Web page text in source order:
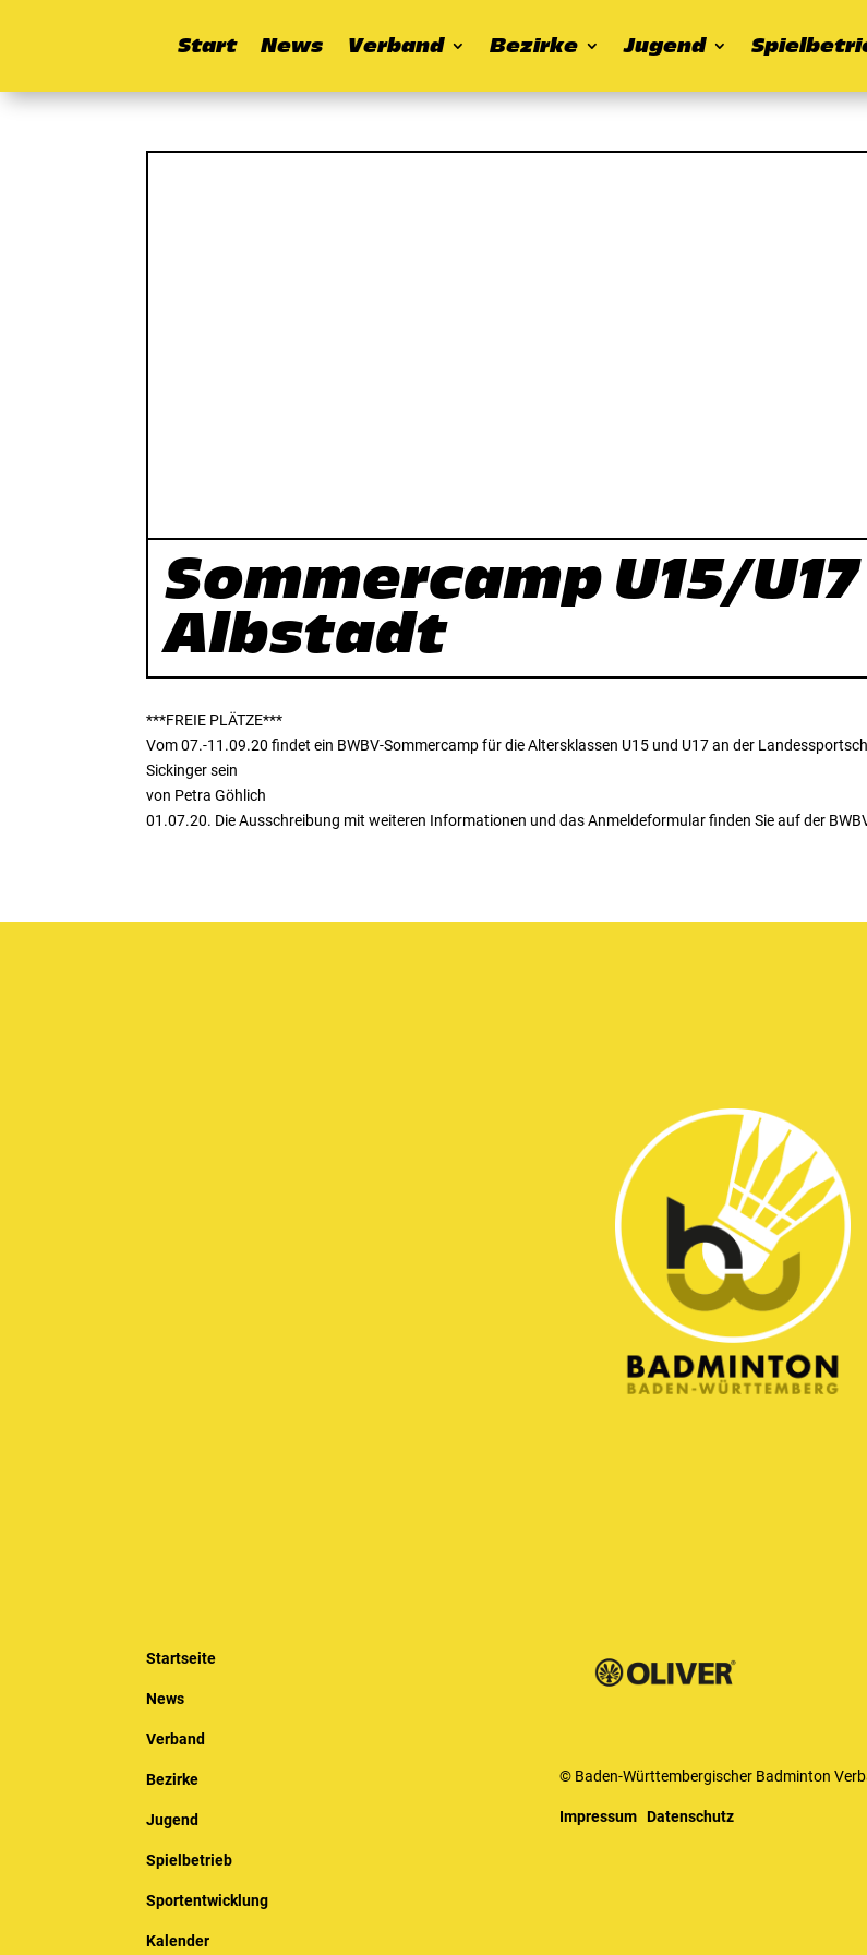
Start News Verband Bezirke Jugend
Sommercamp U15/
Albstadt
***FREIE PLÄTZE***
Vom 07.-11.09.20 findet ein BWBV-Sommercamp für die Altersklassen U15 und U17 an der
Sickinger sein
von Petra Göhlich
01.07.20. Die Ausschreibung mit weiteren Informationen und das Anmeldeformular finden Sie auf der
Startseite
News
Verband
Bezirke
Jugend
Spielbetrieb
Sportentwicklung
Kalender
© Baden-Württembergischer Badminton
Impressum Datenschutz